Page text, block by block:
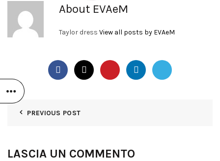
About EVAeM
Taylor dress View all posts by EVAeM
PREVIOUS POST
LASCIA UN COMMENTO